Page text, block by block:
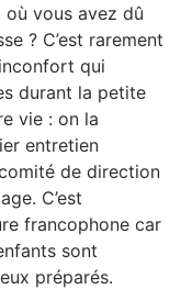
où vous avez dû
? C’est rarement
qui
durant la petite
vie : on la
entretien
comité de direction
C’est
francophone car
sont
préparés.